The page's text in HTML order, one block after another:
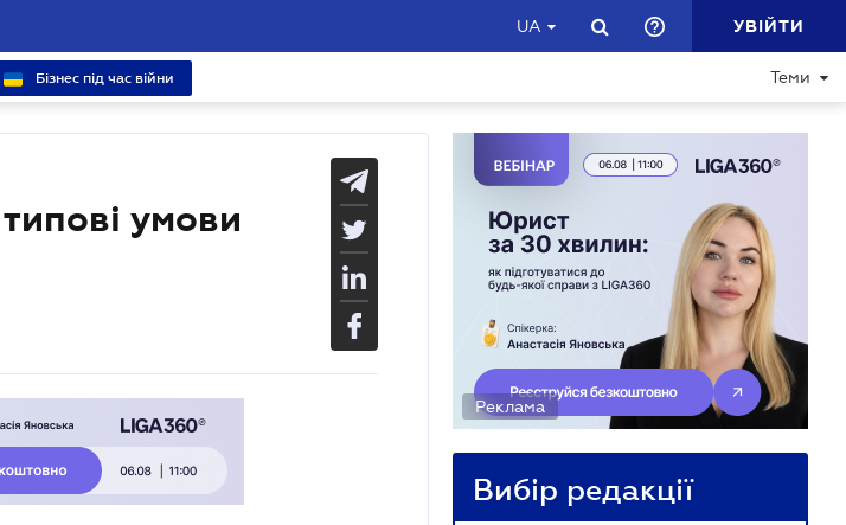
UA УВІЙТИ
Бізнес під час війни Теми
умови
Реклама
Вибір редакції